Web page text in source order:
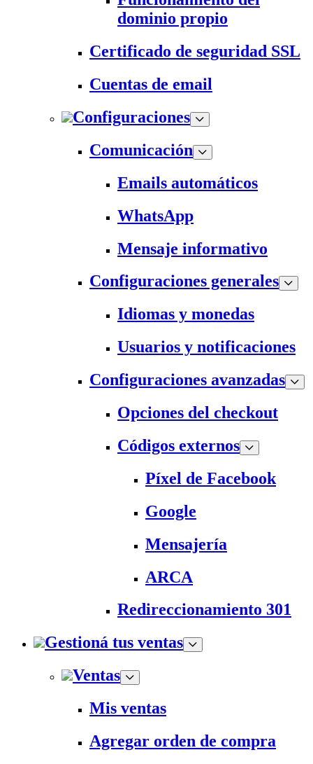
dominio propio
Certificado de seguridad SSL
Cuentas de email
Configuraciones
Comunicación
Emails automáticos
WhatsApp
Mensaje informativo
Configuraciones generales
Idiomas y monedas
Usuarios y notificaciones
Configuraciones avanzadas
Opciones del checkout
Códigos externos
Píxel de Facebook
Google
Mensajería
ARCA
Redireccionamiento 301
Gestioná tus ventas
Ventas
Mis ventas
Agregar orden de compra